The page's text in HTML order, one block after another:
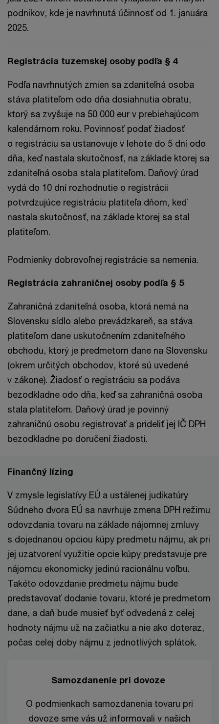
podnikov, kde je navrhnutá účinnosť od 1. januára
2025.
Registrácia tuzemskej osoby podľa § 4
Podľa navrhnutých zmien sa zdaniteľná osoba
stáva platiteľom odo dňa dosiahnutia obratu,
ktorý sa zvyšuje na 50 000 eur v prebiehajúcom
kalendárnom roku. Povinnosť podať žiadosť
o registráciu sa ustanovuje v lehote do 5 dní odo
dňa, keď nastala skutočnosť, na základe ktorej sa
zdaniteľná osoba stala platiteľom. Daňový úrad
vydá do 10 dní rozhodnutie o registrácii
potvrdzujúce registráciu platiteľa dňom, keď
nastala skutočnosť, na základe ktorej sa stal
platiteľom.
Podmienky dobrovoľnej registrácie sa nemenia.
Registrácia zahraničnej osoby podľa § 5
Zahraničná zdaniteľná osoba, ktorá nemá na
Slovensku sídlo alebo prevádzkareň, sa stáva
platiteľom dane uskutočnením zdaniteľného
obchodu, ktorý je predmetom dane na Slovensku
(okrem určitých obchodov, ktoré sú uvedené
v zákone). Žiadosť o registráciu sa podáva
bezodkladne odo dňa, keď sa zahraničná osoba
stala platiteľom. Daňový úrad je povinný
zahraničnú osobu registrovať a prideliť jej IČ DPH
bezodkladne po doručení žiadosti.
Finančný lízing
V zmysle legislatívy EÚ a ustálenej judikatúry
Súdneho dvora EÚ sa navrhuje zmena DPH režimu
odovzdania tovaru na základe nájomnej zmluvy
s dojednanou opciou kúpy predmetu nájmu, ak pri
jej uzatvorení využitie opcie kúpy predstavuje pre
nájomcu ekonomicky jedinú racionálnu voľbu.
Takéto odovzdanie predmetu nájmu bude
predstavovať dodanie tovaru, ktoré je predmetom
dane, a daň bude musieť byť odvedená z celej
hodnoty nájmu už na začiatku a nie ako doteraz,
počas celej doby nájmu z jednotlivých splátok.
Samozdanenie pri dovoze
O podmienkach samozdanenia tovaru pri
dovoze sme vás už informovali v našich